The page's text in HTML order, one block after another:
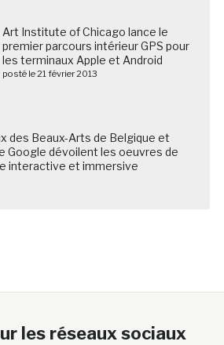
Art Institute of Chicago lance le
premier parcours intérieur GPS pour
les terminaux Apple et Android
posté le 21 février 2013
des Beaux-Arts de Belgique et
Google dévoilent les oeuvres de
interactive et immersive
les réseaux sociaux